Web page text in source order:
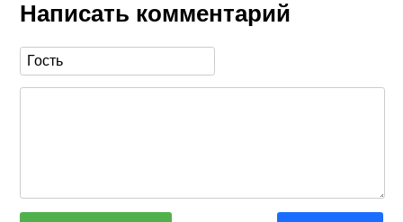
Написать комментарий